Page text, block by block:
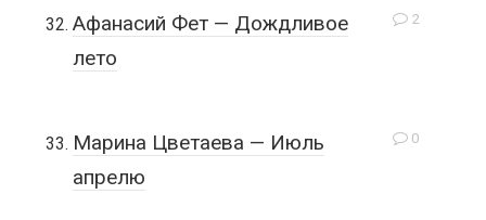
2
Афанасий Фет — Дождливое
лето
0
Марина Цветаева — Июль
апрелю